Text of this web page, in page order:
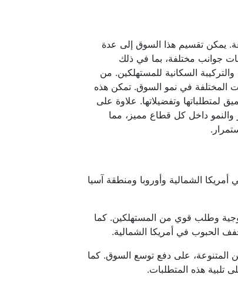
يمكن تقسيم هذا السوق إلى عدة
جوانب مختلفة، بما في ذلك
والتركيبة السكانية للمستهلكين. من
المختلفة في نمو السوق. تمكن هذه
لمتطلباتها وتفضيلاتها. علاوة على
والنمو داخل كل قطاع مميز، مما
الشمالية وأوروبا ومنطقة آسيا
وطلب قوي من المستهلكين. كما
الحبوب في أمريكا الشمالية.
المتنوعة، على دفع توسع السوق. كما
هذه المتطلبات.